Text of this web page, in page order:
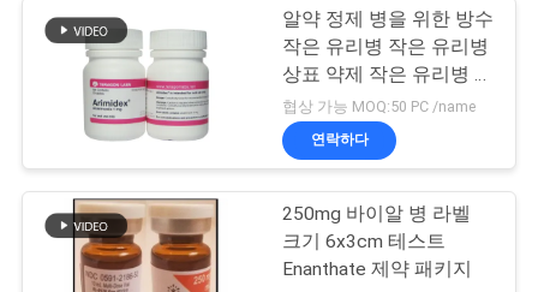
관
주문 작은 유리병 상
표
111
알약 정제 병을 위한 방수
작은 유리병 작은 유리병
상표 약제 작은 유리병 상
표
협상 가능 MOQ:50 PC /name
연락하다
250mg 바이알 병 라벨
크기 6x3cm 테스트
Enanthate 제약 패키지